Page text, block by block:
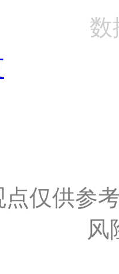
数
点仅供参
风